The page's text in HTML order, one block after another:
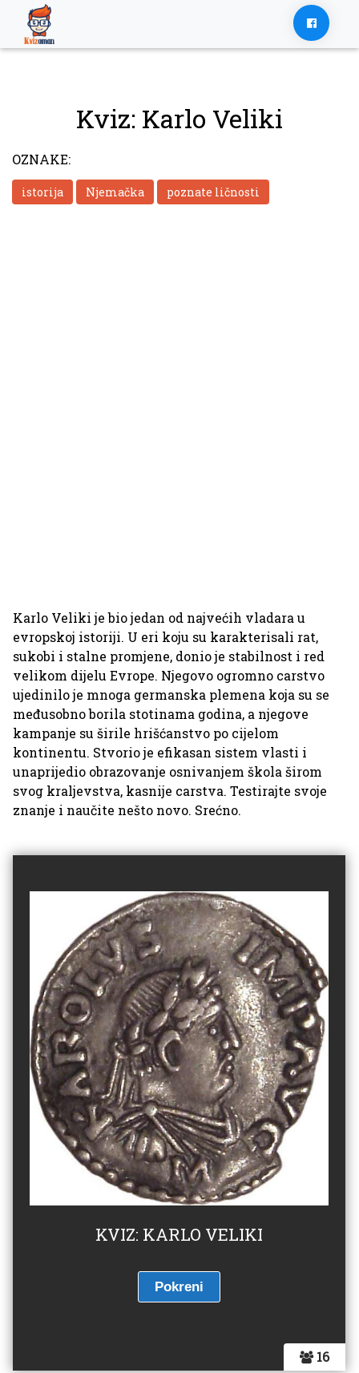
content
Kviz: Karlo Veliki
OZNAKE:
istorija Njemačka poznate ličnosti
Karlo Veliki je bio jedan od najvećih vladara u
evropskoj istoriji. U eri koju su karakterisali rat,
sukobi i stalne promjene, donio je stabilnost i red
velikom dijelu Evrope. Njegovo ogromno carstvo
ujedinilo je mnoga germanska plemena koja su se
međusobno borila stotinama godina, a njegove
kampanje su širile hrišćanstvo po cijelom
kontinentu. Stvorio je efikasan sistem vlasti i
unaprijedio obrazovanje osnivanjem škola širom
svog kraljevstva, kasnije carstva. Testirajte svoje
znanje i naučite nešto novo. Srećno.
16
KVIZ: KARLO VELIKI